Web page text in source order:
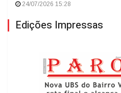
24/07/2026 15:28
Edições Impressas